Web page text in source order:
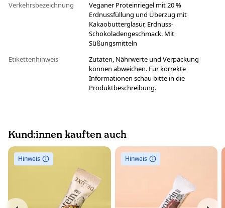
Verkehrsbezeichnung
Veganer Proteinriegel mit 20 %
Erdnussfüllung und Überzug mit
Kakaobutterglasur, Erdnuss-
Schokoladengeschmack. Mit
Süßungsmitteln
Etikettenhinweis
Zutaten, Nährwerte und Verpackung
können abweichen. Für korrekte
Informationen schau bitte in die
Produktbeschreibung.
Kund:innen kauften auch
Hinweis Hinweis